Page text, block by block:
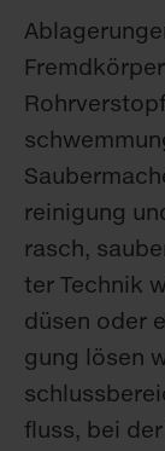
rei­ni­gung
rasch,
ter Tech­nik
dü­sen oder
gung lö­sen
fluss, bei